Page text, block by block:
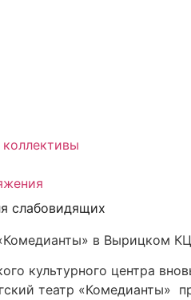
слабовидящих
в Вырицком КЦ
культурного центра
театр «Комедианты»